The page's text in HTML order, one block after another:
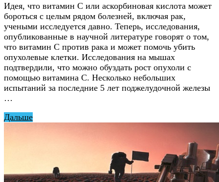
Идея, что витамин С или аскорбиновая кислота может
бороться с целым рядом болезней, включая рак,
учеными исследуется давно. Теперь, исследования,
опубликованные в научной литературе говорят о том,
что витамин С против рака и может помочь убить
опухолевые клетки. Исследования на мышах
подтвердили, что можно обуздать рост опухоли с
помощью витамина С. Несколько небольших
испытаний за последние 5 лет поджелудочной железы
…
Дальше